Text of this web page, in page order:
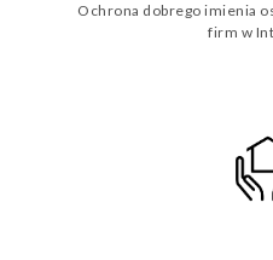
Ochrona dobrego imienia
firm w